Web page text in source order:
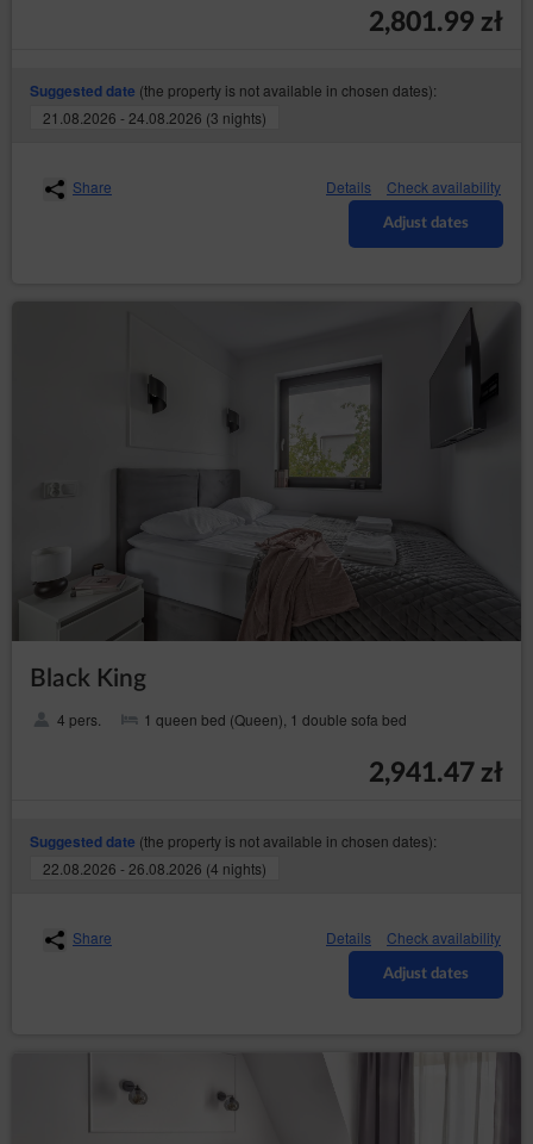
2,801.99 zł
Suggested date (the property is not available in chosen dates):
21.08.2026 - 24.08.2026 (3 nights)
Share Details Check availability
Adjust dates
Black King
4 pers. 1 queen bed (Queen), 1 double sofa bed
2,941.47 zł
Suggested date (the property is not available in chosen dates):
22.08.2026 - 26.08.2026 (4 nights)
Share Details Check availability
Adjust dates